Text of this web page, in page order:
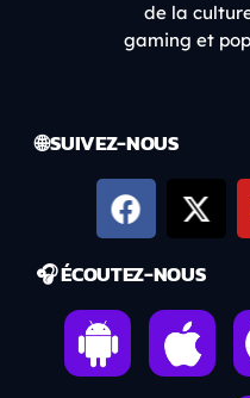
de la
gaming et
🌐 SUIVEZ-NOUS
🎧 ÉCOUTEZ-NOUS